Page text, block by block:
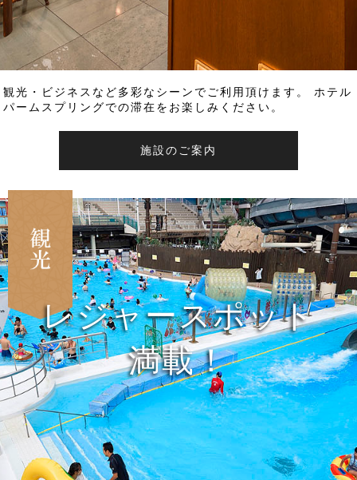
観光・ビジネスなど多彩なシーンでご利用頂けます。 ホテル
パームスプリングでの滞在をお楽しみください。
施設のご案内
レジャースポット
満載！